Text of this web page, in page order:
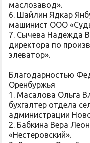
маслозавод».
6. Шайлин Ядкар
машинист ООО
7. Сычева Надежда
директора по
элеватор».
Благодарностью
Оренбуржья
1. Масалова Ольга
бухгалтер отдела
администрации
2. Бабкина Вера
«Нестеровский».